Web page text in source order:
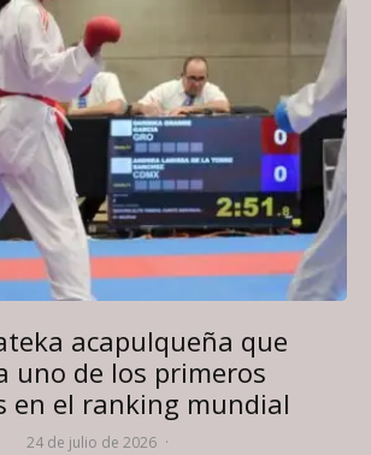
acapulqueña que
uno de los primeros
en el ranking mundial
24 de julio de 2026 ·